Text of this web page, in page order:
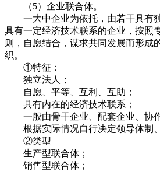
（5）企业联合体。
一大中企业为依托，由若干具有
具有一定经济技术联系的企业，按照
则，自愿结合，谋求共同发展而形成
织。
①特征：
独立法人；
自愿、平等、互利、互助；
具有内在的经济技术联系；
一般由骨干企业、配套企业、协作
根据实际情况自行决定领导体制、
②类型
生产型联合体；
销售型联合体；